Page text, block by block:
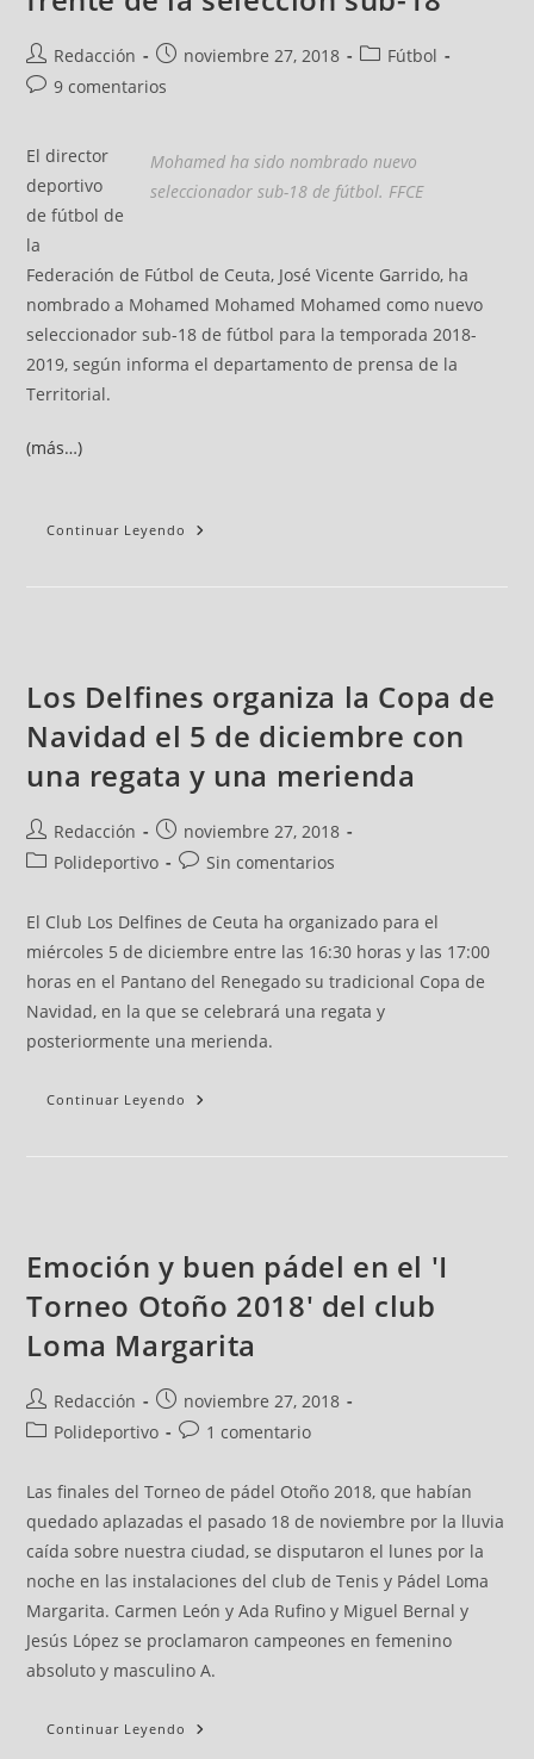
Redacción noviembre 27, 2018
Fútbol
9 comentarios
Mohamed ha sido nombrado nuevo
seleccionador sub-18 de fútbol. FFCE
El director
deportivo
de fútbol de
la
Federación de Fútbol de Ceuta, José Vicente Garrido, ha
nombrado a Mohamed Mohamed Mohamed como nuevo
seleccionador sub-18 de fútbol para la temporada 2018-
2019, según informa el departamento de prensa de la
Territorial.
(más…)
Continuar Leyendo
Los Delfines organiza la Copa de
Navidad el 5 de diciembre con
una regata y una merienda
Redacción
noviembre 27, 2018
Polideportivo
Sin comentarios
El Club Los Delfines de Ceuta ha organizado para el
miércoles 5 de diciembre entre las 16:30 horas y las 17:00
horas en el Pantano del Renegado su tradicional Copa de
Navidad, en la que se celebrará una regata y
posteriormente una merienda.
Continuar Leyendo
Emoción y buen pádel en el 'I
Torneo Otoño 2018' del club
Loma Margarita
Redacción
noviembre 27, 2018
Polideportivo
1 comentario
Las finales del Torneo de pádel Otoño 2018, que habían
quedado aplazadas el pasado 18 de noviembre por la lluvia
caída sobre nuestra ciudad, se disputaron el lunes por la
noche en las instalaciones del club de Tenis y Pádel Loma
Margarita. Carmen León y Ada Rufino y Miguel Bernal y
Jesús López se proclamaron campeones en femenino
absoluto y masculino A.
Continuar Leyendo